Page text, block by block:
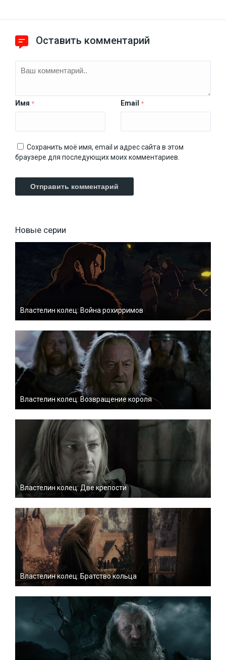
Оставить комментарий
Имя * Email *
Сохранить моё имя, email и адрес сайта в этом
браузере для последующих моих комментариев.
Новые серии
Властелин колец: Война рохирримов
Властелин колец: Возвращение короля
Властелин колец: Две крепости
Властелин колец: Братство кольца